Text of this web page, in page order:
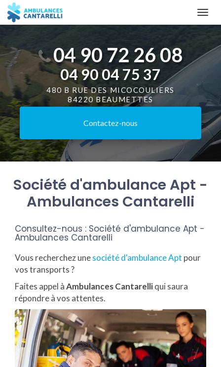
Aller
au
04 90 72 26 08
04 90 04 75 37
480 B RUE DES MICOCOULIERS
84220 BEAUMETTES
Contactez-nous
Société d'ambulance Apt -
Ambulances Cantarelli
Consultez-nous : Société d'ambulance Apt -
Ambulances Cantarelli
Vous recherchez unesociété d'ambulance Apt pour
vos transports ?
Faites appel àAmbulances Cantarelliqui saura
répondre à vos attentes.